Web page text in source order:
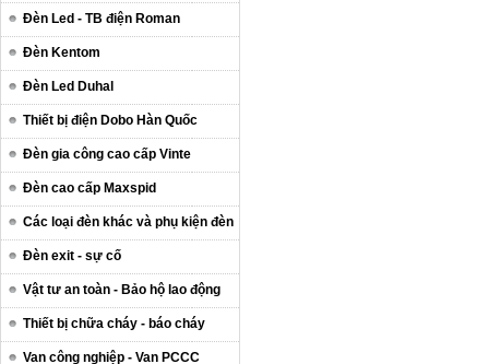
Đèn Led - TB điện Roman
Đèn Kentom
Đèn Led Duhal
Thiết bị điện Dobo Hàn Quốc
Đèn gia công cao cấp Vinte
Đèn cao cấp Maxspid
Các loại đèn khác và phụ kiện đèn
Đèn exit - sự cố
Vật tư an toàn - Bảo hộ lao động
Thiết bị chữa cháy - báo cháy
Van công nghiệp - Van PCCC